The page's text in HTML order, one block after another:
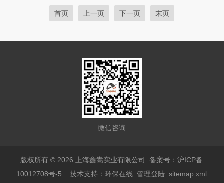
首页 上一页 下一页 末页
微信咨询
版权所有 © 2026 上海鑫嵩实业有限公司备案号：沪ICP备
10012708号-5 技术支持：环保在线 管理登陆 sitemap.xml